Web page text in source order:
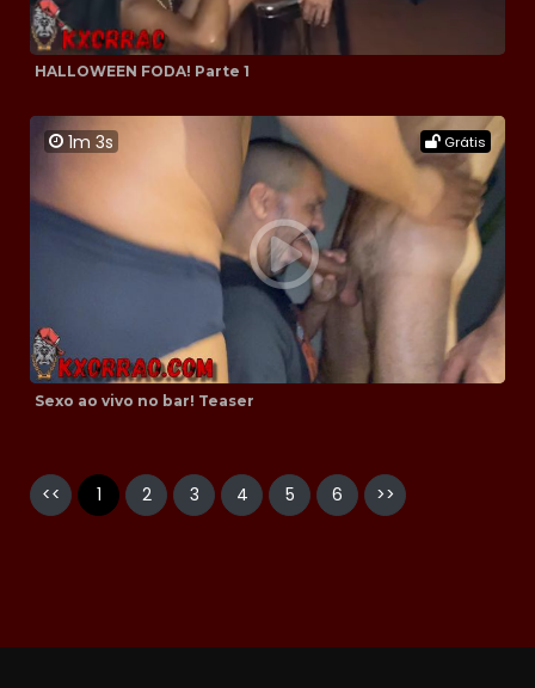
HALLOWEEN FODA! Parte 1
1m 3s Grátis
Sexo ao vivo no bar! Teaser
<< 1 2 3 4 5 6 >>